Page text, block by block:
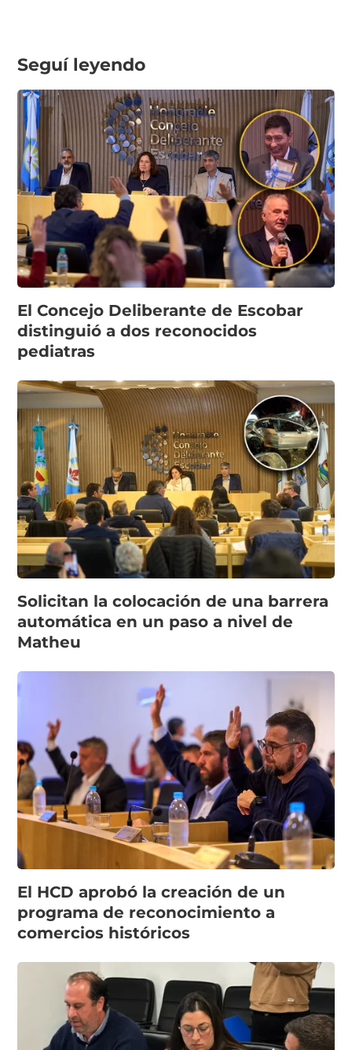
Seguí leyendo
El Concejo Deliberante de Escobar
distinguió a dos reconocidos
pediatras
Solicitan la colocación de una barrera
automática en un paso a nivel de
Matheu
El HCD aprobó la creación de un
programa de reconocimiento a
comercios históricos